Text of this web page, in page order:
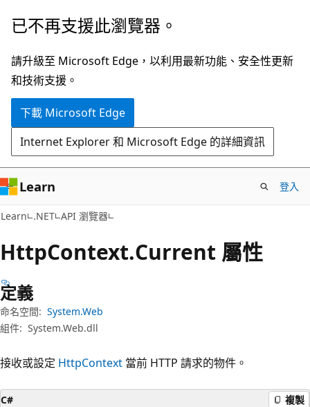
跳
主
要
內
跳
頁
面
內
覽
已不再支援此瀏覽器。
請升級至 Microsoft Edge，以利用最新功能、安全性更新
和技術支援。
下載 Microsoft Edge
Internet Explorer 和 Microsoft Edge 的詳細資訊
Learn 登入
Learn .NET API 瀏覽器
HttpContext.Current 屬性
定義
命名空間: System.Web
組件: System.Web.dll
接收或設定 HttpContext 當前 HTTP 請求的物件。
C# 複製